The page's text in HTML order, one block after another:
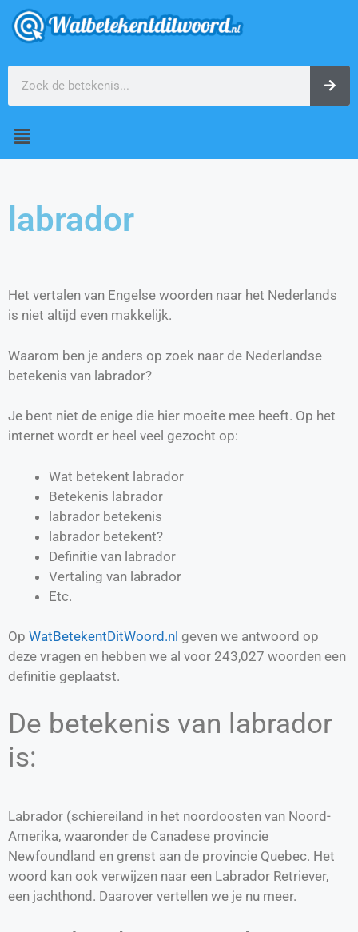
labrador
Het vertalen van Engelse woorden naar het Nederlands
is niet altijd even makkelijk.
Waarom ben je anders op zoek naar de Nederlandse
betekenis van labrador?
Je bent niet de enige die hier moeite mee heeft. Op het
internet wordt er heel veel gezocht op:
Wat betekent labrador
Betekenis labrador
labrador betekenis
labrador betekent?
Definitie van labrador
Vertaling van labrador
Etc.
Op WatBetekentDitWoord.nl geven we antwoord op
deze vragen en hebben we al voor 243,027 woorden een
definitie geplaatst.
De betekenis van labrador
is:
Labrador (schiereiland in het noordoosten van Noord-
Amerika, waaronder de Canadese provincie
Newfoundland en grenst aan de provincie Quebec. Het
woord kan ook verwijzen naar een Labrador Retriever,
een jachthond. Daarover vertellen we je nu meer.